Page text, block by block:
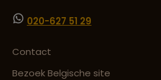
020-627 51 29
Contact
Bezoek Belgische site